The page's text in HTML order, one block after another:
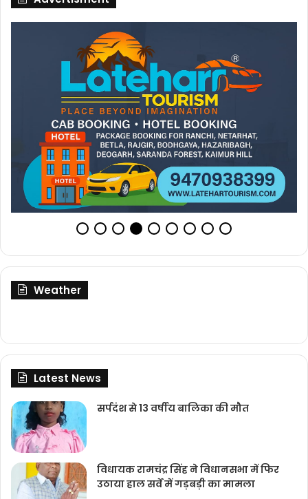
Weather
Latest News
सर्पदंश से 13 वर्षीय बालिका की मौत
विधायक रामचंद्र सिंह ने विधानसभा में फिर
उठाया हाल सर्वे में गड़बड़ी का मामला